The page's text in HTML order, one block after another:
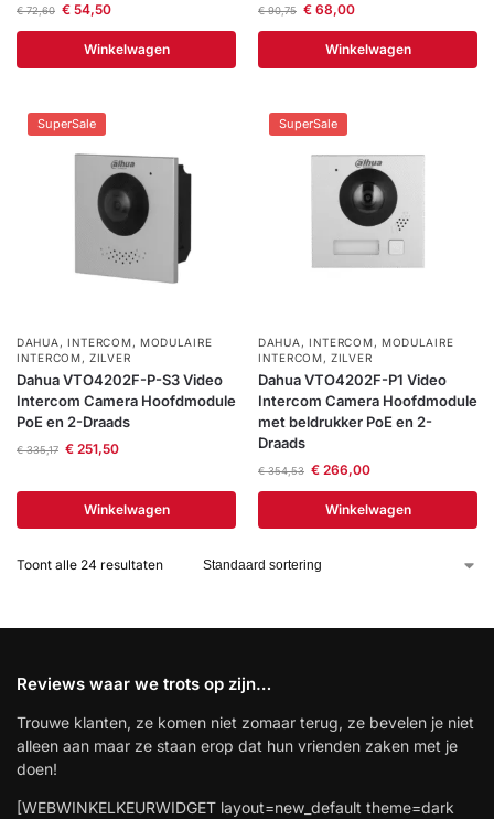
€72,60 €54,50
Winkelwagen
€90,75 €68,00
Winkelwagen
SuperSale
DAHUA , INTERCOM, MODULAIRE
INTERCOM,ZILVER
Dahua VTO4202F-P-S3 Video
Intercom Camera Hoofdmodule
PoE en 2-Draads
€335,17 €251,50
Winkelwagen
SuperSale
DAHUA , INTERCOM, MODULAIRE
INTERCOM,ZILVER
Dahua VTO4202F-P1 Video
Intercom Camera Hoofdmodule
met beldrukker PoE en 2-
Draads
€354,53 €266,00
Winkelwagen
Toont alle 24 resultaten
Reviews waar we trots op zijn…
Trouwe klanten, ze komen niet zomaar terug, ze bevelen je niet
alleen aan maar ze staan erop dat hun vrienden zaken met je
doen!
[WEBWINKELKEURWIDGET layout=new_default theme=dark